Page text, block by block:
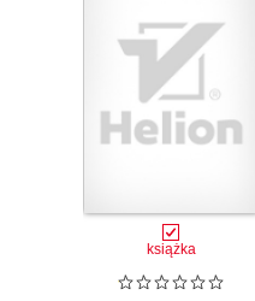
książka